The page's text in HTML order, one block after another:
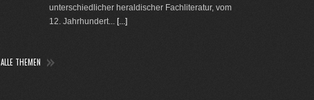
unterschiedlicher heraldischer Fachliteratur, vom
12. Jahrhundert... [...]
ALLE THEMEN